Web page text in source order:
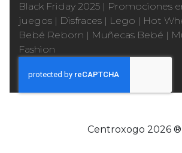
Black Friday 2025 | Promociones
juegos | Disfraces | Lego | Hot
Bebé Reborn | Muñecas Bebé |
Fashion
Centroxogo 2026 ®